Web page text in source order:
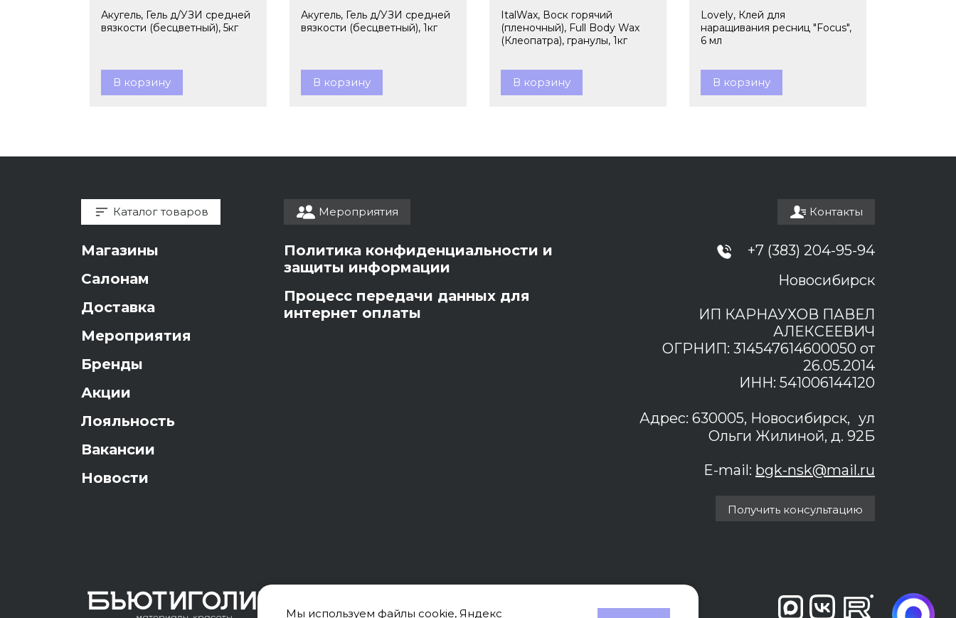
Акугель, Гель д/УЗИ средней
вязкости (бесцветный), 5кг
В корзину
Акугель, Гель д/УЗИ средней
вязкости (бесцветный), 1кг
В корзину
ItalWax, Воск горячий
(пленочный), Full Body Wax
(Клеопатра), гранулы, 1кг
В корзину
Lovely, Клей для
наращивания ресниц "Focus",
6 мл
В корзину
Каталог товаров
Магазины
Салонам
Доставка
Мероприятия
Бренды
Акции
Лояльность
Вакансии
Новости
Мероприятия
Политика конфиденциальности и
защиты информации
Процесс передачи данных для
интернет оплаты
Контакты
+7 (383) 204-95-94
Новосибирск
ИП КАРНАУХОВ ПАВЕЛ
АЛЕКСЕЕВИЧ
ОГРНИП: 314547614600050 от
26.05.2014
ИНН: 541006144120
Адрес: 630005, Новосибирск, ул
Ольги Жилиной, д. 92Б
E-mail: bgk-nsk@mail.ru
Получить консультацию
Мы используем файлы cookie, Яндекс